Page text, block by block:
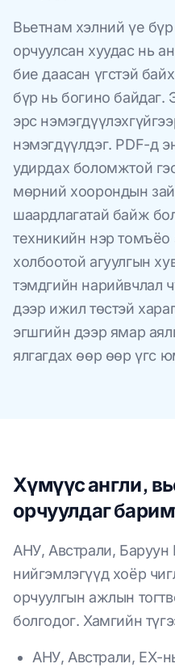
Вьетнам хэлний үе бүр
орчуулсан хуудас нь
бие даасан үгстэй
бүр нь богино байдаг.
эрс
нэмэгдүүлдэг. PDF-д
удирдах боломжтой
мөрний хоорондын
шаардлагатай байж
техникийн нэр томъёо
холбоотой агуулгын
тэмдгийн нарийвчлал
дээр ижил төстэй
эгшгийн дээр ямар
ялгагдах өөр өөр үгс
Хүмүүс англи,
орчуулдаг
АНУ, Австрали,
нийгэмлэгүүд хоёр
орчуулгын ажлын
болгодог. Хамгийн
АНУ, Австрали, ЕХ-